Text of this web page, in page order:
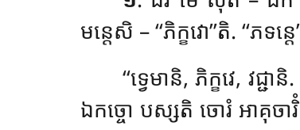
មន្តេសិ – ‘‘ភិក្ខវោ’’តិ. ‘‘ភ
‘‘ទ្វេមានិ, ភិក្ខវេ, វជ្
ឯកច្ចោ បស្សតិ ចោរំ អាគុចារិំ